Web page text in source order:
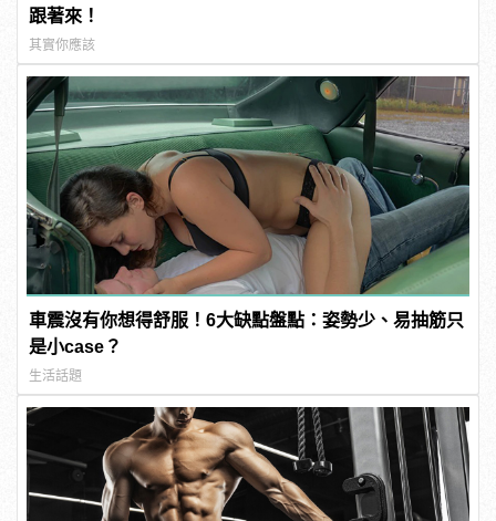
跟著來！
其實你應該
車震沒有你想得舒服！6大缺點盤點：姿勢少、易抽筋只
是小case？
生活話題